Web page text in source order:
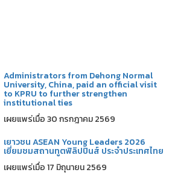
Administrators from Dehong Normal
University, China, paid an official visit
to KPRU to further strengthen
institutional ties
เผยแพร่เมื่อ 30 กรกฎาคม 2569
เยาวชน ASEAN Young Leaders 2026
เยี่ยมชมสถานทูตฟิลิปปินส์ ประจำประเทศไทย
เผยแพร่เมื่อ 17 มิถุนายน 2569